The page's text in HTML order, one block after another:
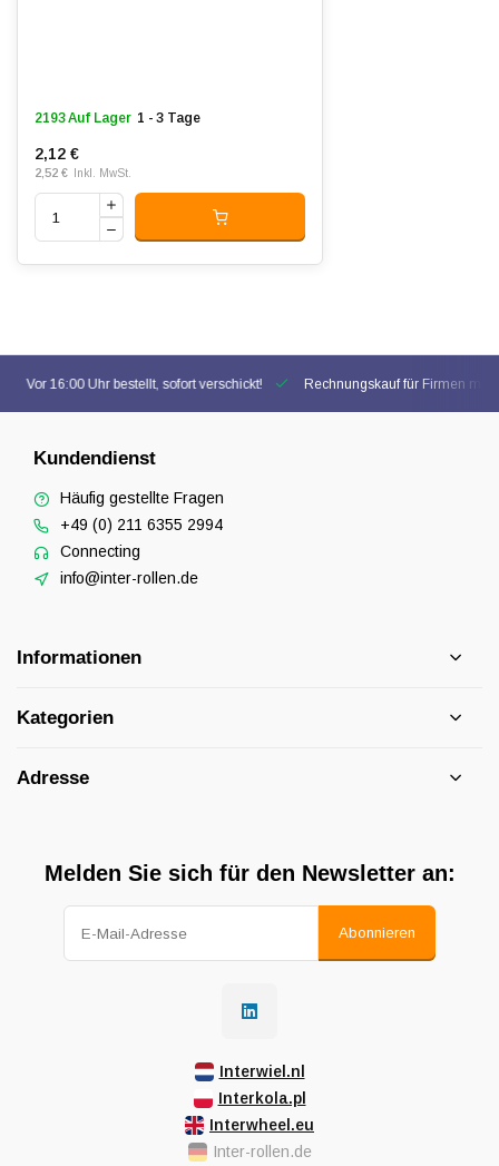
2193 Auf Lager 1 - 3 Tage
2,12 €
2,52 € Inkl. MwSt.
Vor 16:00 Uhr bestellt, sofort verschickt! Rechnungskauf für Firmen
Kundendienst
Häufig gestellte Fragen
+49 (0) 211 6355 2994
Connecting
info@inter-rollen.de
Informationen
Kategorien
Adresse
Melden Sie sich für den Newsletter an:
Abonnieren
Interwiel.nl
Interkola.pl
Interwheel.eu
Inter-rollen.de